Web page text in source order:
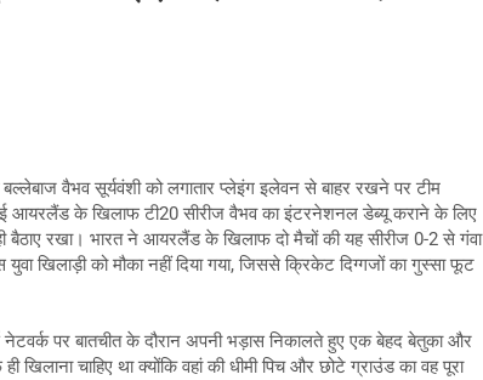
बल्लेबाज वैभव सूर्यवंशी को लगातार प्लेइंग इलेवन से बाहर रखने पर टीम
आयरलैंड के खिलाफ टी20 सीरीज वैभव का इंटरनेशनल डेब्यू कराने के लिए
बैठाए रखा। भारत ने आयरलैंड के खिलाफ दो मैचों की यह सीरीज 0-2 से गंवा
खिलाड़ी को मौका नहीं दिया गया, जिससे क्रिकेट दिग्गजों का गुस्सा फूट
नेटवर्क पर बातचीत के दौरान अपनी भड़ास निकालते हुए एक बेहद बेतुका और
चाहिए था क्योंकि वहां की धीमी पिच और छोटे ग्राउंड का वह पूरा